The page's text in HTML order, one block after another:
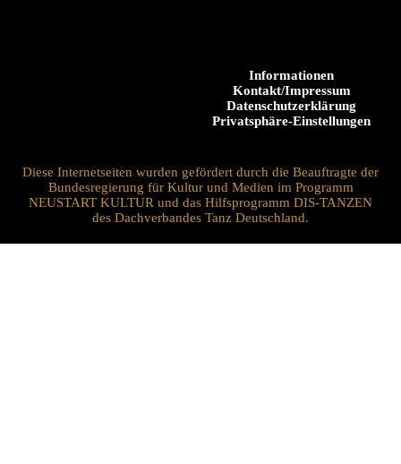
Informationen
Kontakt/Impressum
Datenschutzerklärung
Privatsphäre-Einstellungen
Diese Internetseiten wurden gefördert durch die Beauftragte der
Bundesregierung für Kultur und Medien im Programm
NEUSTART KULTUR und das Hilfsprogramm DIS-TANZEN
des Dachverbandes Tanz Deutschland.